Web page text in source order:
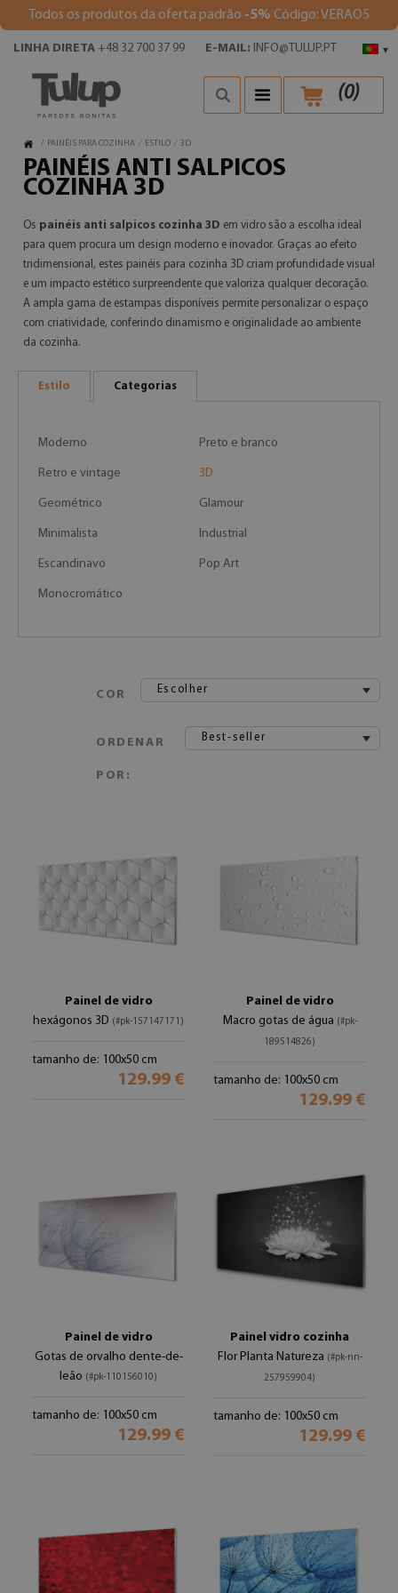
Todos os produtos da oferta padrão -5% Código: VERAO5
▾
LINHA DIRETA +48 32 700 37 99 E-MAIL: INFO@TULUP.PT
(0)
/ PAINÉIS PARA COZINHA / ESTILO / 3D
PAINÉIS ANTI SALPICOS
COZINHA 3D
Os painéis anti salpicos cozinha 3D em vidro são a escolha ideal
para quem procura um design moderno e inovador. Graças ao efeito
tridimensional, estes painéis para cozinha 3D criam profundidade visual
e um impacto estético surpreendente que valoriza qualquer decoração.
A ampla gama de estampas disponíveis permite personalizar o espaço
com criatividade, conferindo dinamismo e originalidade ao ambiente
da cozinha.
Estilo Categorias
Moderno Preto e branco
Retro e vintage 3D
Geométrico Glamour
Minimalista Industrial
Escandinavo Pop Art
Monocromático
COR Escolher
ORDENAR
POR:
Best-seller
Painel de vidro
hexágonos 3D (#pk-157147171)
tamanho de: 100x50 cm
129.99 €
Painel de vidro
Macro gotas de água (#pk-
189514826)
tamanho de: 100x50 cm
129.99 €
Painel de vidro
Gotas de orvalho dente-de-
leão (#pk-110156010)
tamanho de: 100x50 cm
129.99 €
Painel vidro cozinha
Flor Planta Natureza (#pk-nn-
257959904)
tamanho de: 100x50 cm
129.99 €